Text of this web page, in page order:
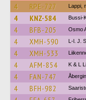
4 RPE-727 Lappi,
4 KNZ-584 Bussi-
4 BFB-205 Osmo
4 XMH-590 L-l. J.
4 XMH-533
4 AFM-854 K & L
4 FAN-747
4 BFH-982